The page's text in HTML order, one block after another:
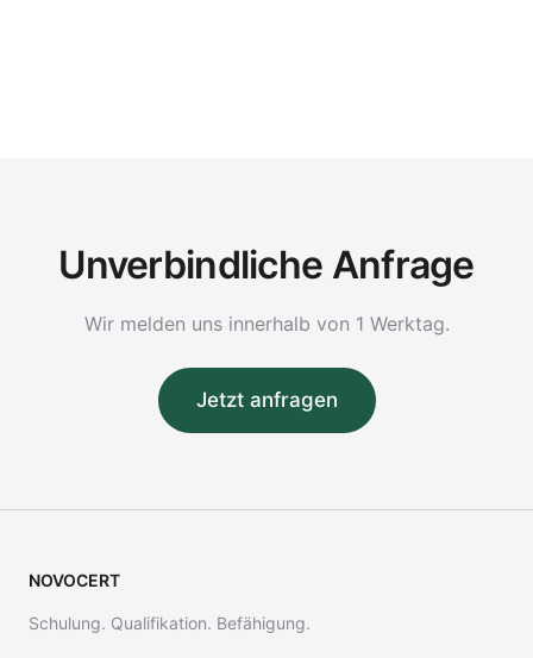
Unverbindliche Anfrage
Wir melden uns innerhalb von 1 Werktag.
Jetzt anfragen
NOVOCERT
Schulung. Qualifikation. Befähigung.